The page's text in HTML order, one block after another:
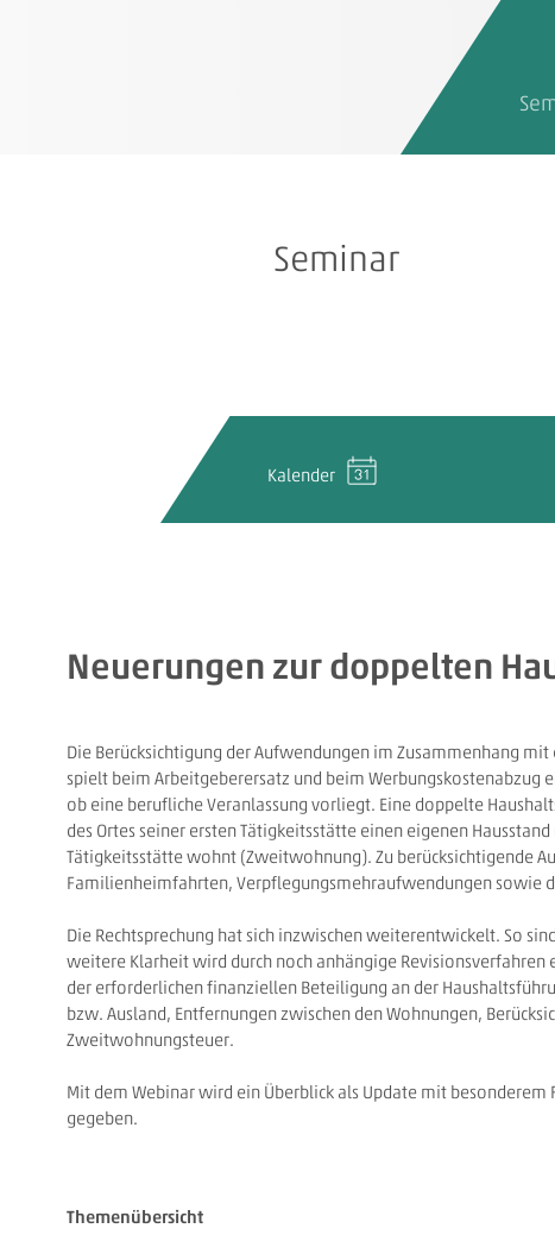
Seminar
Kalender
Neuerungen zur doppelten
Die Berücksichtigung der Aufwendungen im Zusammenhang
spielt beim Arbeitgeberersatz und beim Werbungskostenabzug
ob eine berufliche Veranlassung vorliegt. Eine doppelte
des Ortes seiner ersten Tätigkeitsstätte einen eigenen
Tätigkeitsstätte wohnt (Zweitwohnung). Zu berücksichtigende
Familienheimfahrten, Verpflegungsmehraufwendungen sowie
Die Rechtsprechung hat sich inzwischen weiterentwickelt. So
weitere Klarheit wird durch noch anhängige
der erforderlichen finanziellen Beteiligung an der
bzw. Ausland, Entfernungen zwischen den Wohnungen,
Zweitwohnungsteuer.
Mit dem Webinar wird ein Überblick als Update mit
gegeben.
Themenübersicht